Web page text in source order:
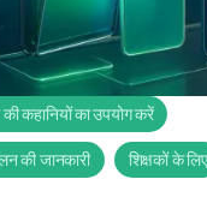
कहानियों का उपयोग करें
की जानकारी
शिक्षकों के लिए